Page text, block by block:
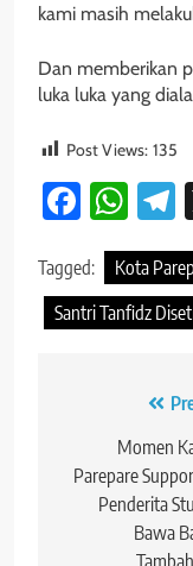
kami masih
Dan memberikan
luka luka yang
Post Views: 135
Tagged:
Kota
Santri Tanfidz
Navigasi
Momen
Parepare
Penderita
Bawa